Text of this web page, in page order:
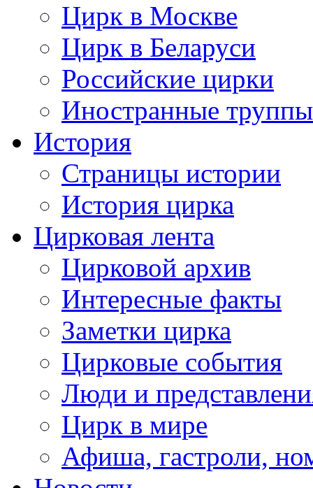
Цирк в Москве
Цирк в Беларуси
Российские цирки
Иностранные труппы
История
Страницы истории
История цирка
Цирковая лента
Цирковой архив
Интересные факты
Заметки цирка
Цирковые события
Люди и
Цирк в мире
Афиша, гастроли,